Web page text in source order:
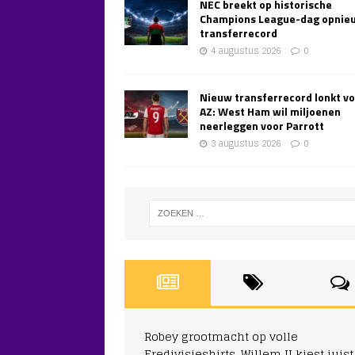
NEC breekt op historische
Champions League-dag
transferrecord
4 augustus 2026 0
Nieuw transferrecord lonkt
AZ: West Ham wil miljoenen
neerleggen voor Parrott
3 augustus 2026 0
Robey grootmacht op volle